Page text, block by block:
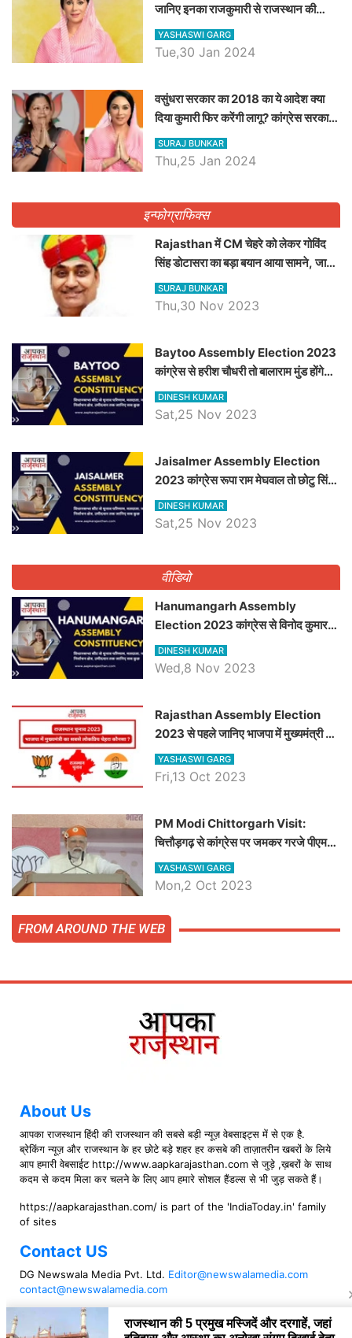
जानिए इनका राजकुमारी से राजस्थान की
डिप्टी सीएम बनने तक का सफर, एक क्लिक में
जाने पूरा जीवन परिचय
YASHASWI GARG
Tue,30 Jan 2024
वसुंधरा सरकार का 2018 का ये आदेश क्या
दिया कुमारी फिर करेंगी लागू? कांग्रेस सरकार
ने किया था निरस्त
SURAJ BUNKAR
Thu,25 Jan 2024
इन्फोग्राफिक्स
Rajasthan में CM चेहरे को लेकर गोविंद
सिंह डोटासरा का बड़ा बयान आया सामने, जानें
विचार
SURAJ BUNKAR
Thu,30 Nov 2023
Baytoo Assembly Election 2023
कांग्रेस से हरीश चौधरी तो बालाराम मुंड होंगे
भाजपा उम्मीदवार, जानिये बायतू विधानसभा
सीट के ताजा समीकरण
DINESH KUMAR
Sat,25 Nov 2023
​​​​​​​Jaisalmer Assembly Election
2023 कांग्रेस रूपा राम मेघवाल तो छोटु सिंह
भाटी होंगे भाजपा उम्मीदवार, जानिये जैसलमेर
विधानसभा सीट के ताजा समीकरण
DINESH KUMAR
Sat,25 Nov 2023
वीडियो
Hanumangarh Assembly
Election 2023 कांग्रेस से विनोद कुमार
चौधरी तो अमित चौधरी होंगे भाजपा उम्मीदवार,
जानिये हनुमानगढ़ विधानसभा सीट के ताजा
DINESH KUMAR
Wed,8 Nov 2023
Rajasthan Assembly Election
2023 से पहले जानिए भाजपा में मुख्यमंत्री का
सबसे लोकप्रिय चेहरा कौनसा ?
YASHASWI GARG
Fri,13 Oct 2023
PM Modi Chittorgarh Visit:
चित्तौड़गढ़ से कांग्रेस पर जमकर गरजे पीएम
मोदी, जाने प्रधानमंत्री के भाषण की बड़ी
बातें, देखें वीडियो
YASHASWI GARG
Mon,2 Oct 2023
FROM AROUND THE WEB
About Us
आपका राजस्थान हिंदी की राजस्थान की सबसे बड़ी न्यूज़ वेबसाइट्स में से एक है.
ब्रेकिंग न्यूज़ और राजस्थान के हर छोटे बड़े शहर हर कसबे की ताज़ातरीन खबरों के लिये
आप हमारी वेबसाईट http://www.aapkarajasthan.com से जुड़े ,ख़बरों के साथ
कदम से कदम मिला कर चलने के लिए आप हमारे सोशल हैंडल्स से भी जुड़ सकते हैं।
https://aapkarajasthan.com/ is part of the 'IndiaToday.in' family
of sites
Contact US
DG Newswala Media Pvt. Ltd. Editor@newswalamedia.com
contact@newswalamedia.com
Follow US